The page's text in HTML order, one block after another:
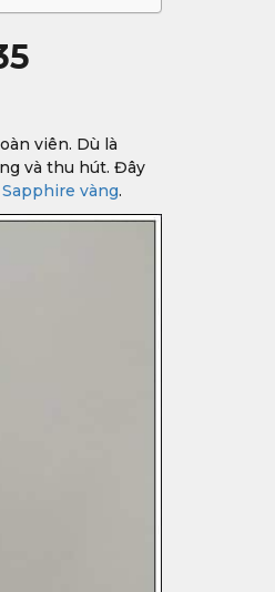
viên. Dù là
và thu hút. Đây
vàng.